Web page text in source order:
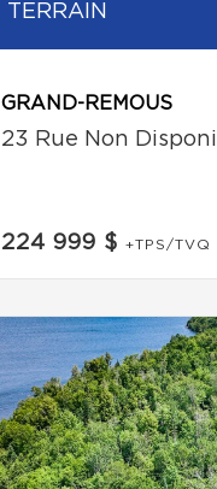
TERRAIN
GRAND-REMOUS
23 Rue Non
224 999 $ +TPS/TVQ